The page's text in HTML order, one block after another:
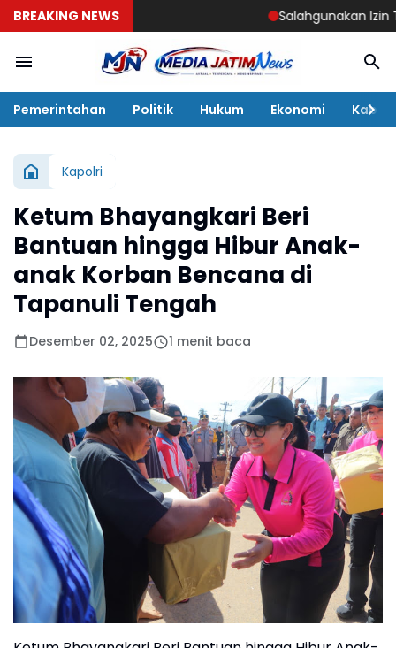
BREAKING NEWS Salahgunakan Izin
Pemerintahan Politik Hukum Ekonomi Kabar
Kapolri
Ketum Bhayangkari Beri
Bantuan hingga Hibur Anak-
anak Korban Bencana di
Tapanuli Tengah
Desember 02, 2025 1 menit baca